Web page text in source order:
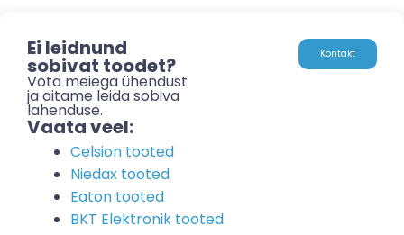
Ei leidnund
sobivat toodet?
Võta meiega ühendust
ja aitame leida sobiva
lahenduse.
Kontakt
Vaata veel:
Celsion tooted
Niedax tooted
Eaton tooted
BKT Elektronik tooted